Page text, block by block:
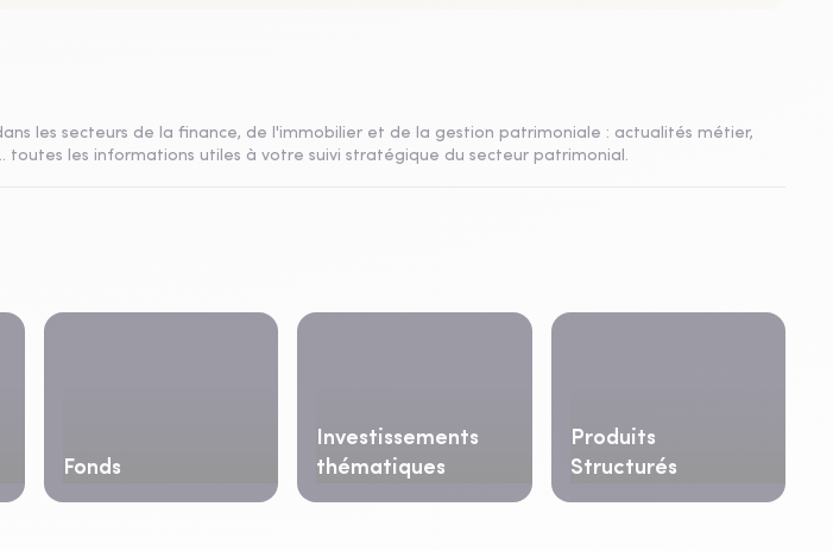
les secteurs de la finance, de l'immobilier et de la gestion patrimoniale : actualités métier,
toutes les informations utiles à votre suivi stratégique du secteur patrimonial.
Fonds
Investissements
thématiques
Produits
Structurés